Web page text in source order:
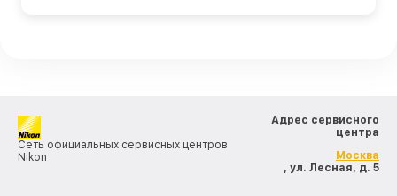
Сеть официальных сервисных центров
Nikon
Адрес сервисного
центра
Москва
, ул. Лесная, д. 5